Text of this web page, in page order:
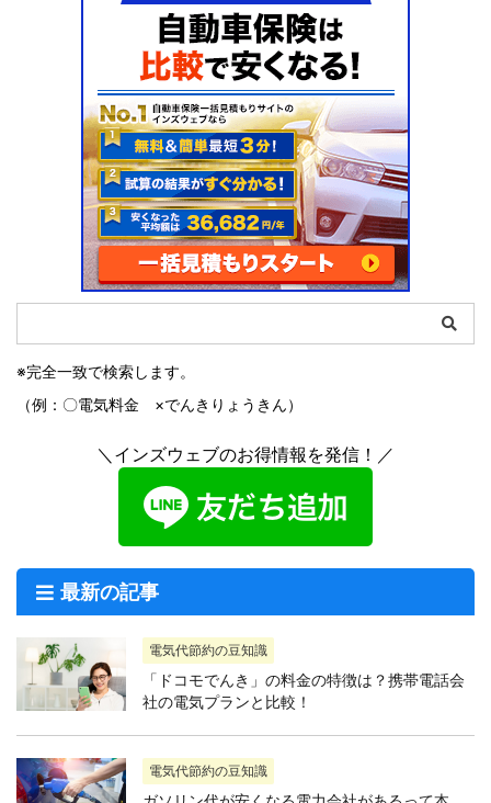
※完全一致で検索します。
（例：〇電気料金 ×でんきりょうきん）
＼インズウェブのお得情報を発信！／
最新の記事
電気代節約の豆知識
「ドコモでんき」の料金の特徴は？携帯電話会
社の電気プランと比較！
電気代節約の豆知識